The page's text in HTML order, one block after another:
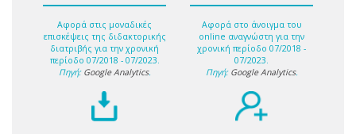
Αφορά στις μοναδικές
επισκέψεις της διδακτορικής
διατριβής για την χρονική
περίοδο 07/2018 - 07/2023.
Πηγή: Google Analytics.
Αφορά στο άνοιγμα του
online αναγνώστη για την
χρονική περίοδο 07/2018 -
07/2023.
Πηγή: Google Analytics.